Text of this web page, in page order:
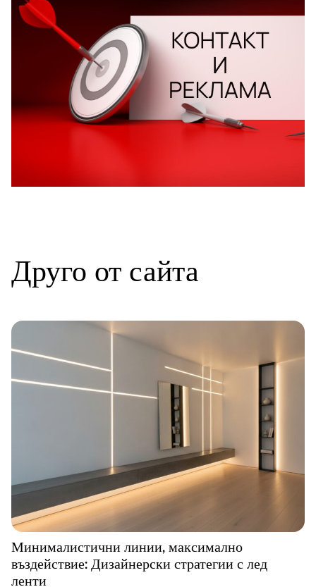
Друго от сайта
Минималистични линии, максимално
въздействие: Дизайнерски стратегии с лед
ленти